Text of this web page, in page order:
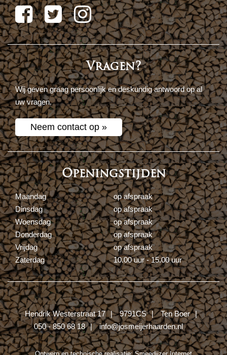
Vragen?
Wij geven graag persoonlijk en deskundig antwoord op al
uw vragen.
Neem contact op »
Openingstijden
Maandag
op afspraak
Dinsdag
op afspraak
Woensdag
op afspraak
Donderdag
op afspraak
Vrijdag
op afspraak
Zaterdag
10.00 uur - 15.00 uur
Hendrik Westerstraat 17 9791CS
Ten Boer
050 - 850 68 18
info@josmeijerhaarden.nl